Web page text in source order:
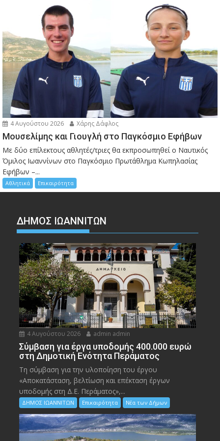
4 Αυγούστου 2026 Χάρης Δάφλος
Μουσελίμης και Γιουγλή στο Παγκόσμιο Εφήβων
Mε δύο επίλεκτους αθλητές/τριες θα εκπροσωπηθεί ο Ναυτικός
Όμιλος Ιωαννίνων στο Παγκόσμιο Πρωτάθλημα Κωπηλασίας
Εφήβων –...
Αθλητικά Επικαιρότητα
ΔΗΜΟΣ ΙΩΑΝΝΙΤΩΝ
4 Αυγούστου 2026 admin admin
Σύμβαση για έργα υποδομής 400.000 ευρώ
στη Δημοτική Ενότητα Περάματος
Τη σύμβαση για την υλοποίηση του έργου
«Αποκατάσταση, βελτίωση και επέκταση έργων
υποδομής στη Δ.Ε. Περάματος»,...
ΔΗΜΟΣ ΙΩΑΝΝΙΤΩΝ Επικαιρότητα Νέα των Δήμων